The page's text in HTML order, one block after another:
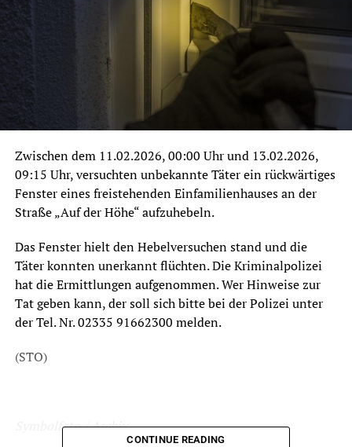
Zwischen dem 11.02.2026, 00:00 Uhr und 13.02.2026,
09:15 Uhr, versuchten unbekannte Täter ein rückwärtiges
Fenster eines freistehenden Einfamilienhauses an der
Straße „Auf der Höhe“ aufzuhebeln.
Das Fenster hielt den Hebelversuchen stand und die
Täter konnten unerkannt flüchten. Die Kriminalpolizei
hat die Ermittlungen aufgenommen. Wer Hinweise zur
Tat geben kann, der soll sich bitte bei der Polizei unter
der Tel. Nr. 02335 91662300 melden.
(STO)
Symbolfoto / Archiv
CONTINUE READING